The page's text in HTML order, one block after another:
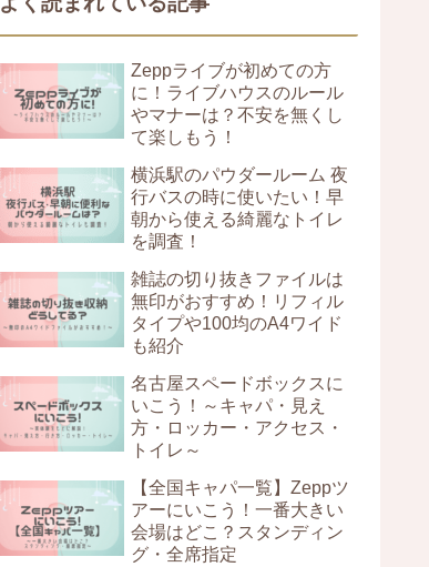
Zeppライブが初めての方
に！ライブハウスのルール
やマナーは？不安を無くし
て楽しもう！
横浜駅のパウダールーム 夜
行バスの時に使いたい！早
朝から使える綺麗なトイレ
を調査！
雑誌の切り抜きファイルは
無印がおすすめ！リフィル
タイプや100均のA4ワイド
も紹介
名古屋スペードボックスに
いこう！～キャパ・見え
方・ロッカー・アクセス・
トイレ～
【全国キャパ一覧】Zeppツ
アーにいこう！一番大きい
会場はどこ？スタンディン
グ・全席指定